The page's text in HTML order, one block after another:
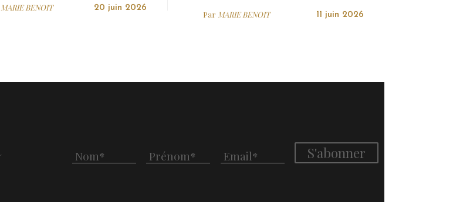
MARIE BENOIT 20 juin 2026
Par MARIE BENOIT 11 juin 2026